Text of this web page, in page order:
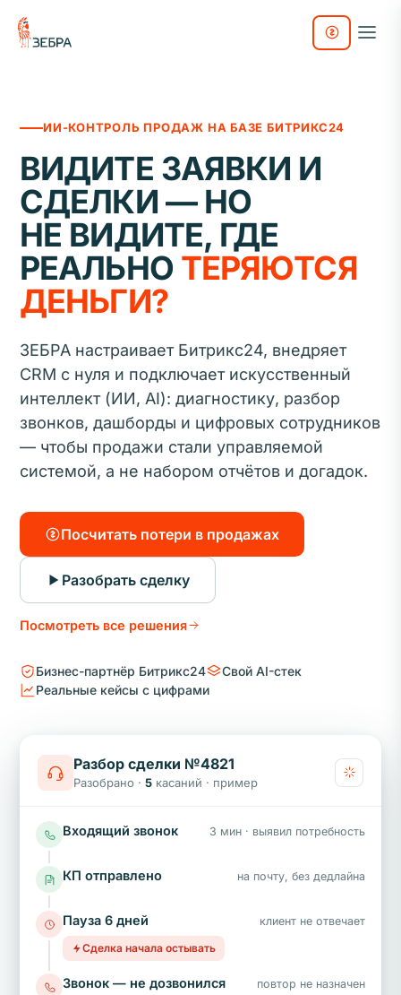
ИИ-КОНТРОЛЬ ПРОДАЖ НА БАЗЕ БИТРИКС24
ВИДИТЕ ЗАЯВКИ И
СДЕЛКИ — НО
НЕ ВИДИТЕ, ГДЕ
РЕАЛЬНО ТЕРЯЮТСЯ
ДЕНЬГИ?
ЗЕБРА настраивает Битрикс24, внедряет
CRM с нуля и подключает искусственный
интеллект (ИИ, AI): диагностику, разбор
звонков, дашборды и цифровых сотрудников
— чтобы продажи стали управляемой
системой, а не набором отчётов и догадок.
Посчитать потери в продажах
Разобрать сделку
Посмотреть все решения
Бизнес-партнёр Битрикс24
Свой AI-стек
Реальные кейсы с цифрами
Разбор сделки №4821
Разобрано · 5 касаний · пример
Входящий звонок 3 мин · выявил потребность
КП отправлено на почту, без дедлайна
Пауза 6 дней
клиент не отвечает
Сделка начала остывать
Звонок — не дозвонился повтор не назначен